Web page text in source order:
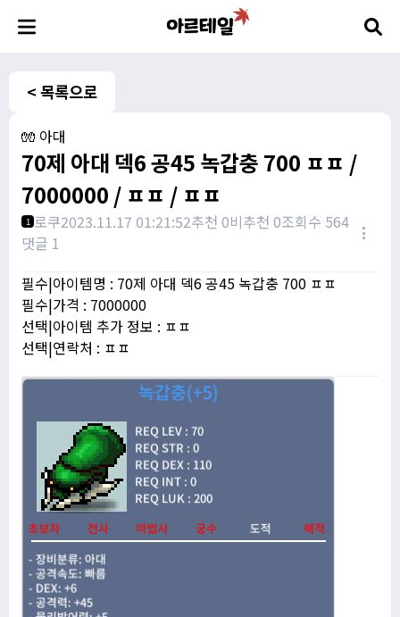
< 목록으로
🧤 아대
70제 아대 덱6 공45 녹갑충 700 ㅍㅍ /
7000000 / ㅍㅍ / ㅍㅍ
1 로쿠2023.11.17 01:21:52추천 0비추천 0조회수 564
댓글 1
필수|아이템명 : 70제 아대 덱6 공45 녹갑충 700 ㅍㅍ
필수|가격 : 7000000
선택|아이템 추가 정보 : ㅍㅍ
선택|연락처 : ㅍㅍ